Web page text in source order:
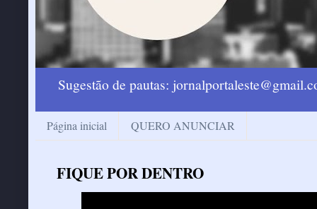
Sugestão de pautas:
Página inicial QUERO ANUNCIAR
FIQUE POR DENTRO